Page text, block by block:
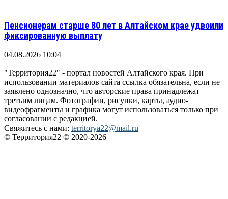
Пенсионерам старше 80 лет в Алтайском крае удвоили
фиксированную выплату
04.08.2026 10:04
"Территория22" - портал новостей Алтайского края. При
использовании материалов сайта ссылка обязательна, если не
заявлено однозначно, что авторские права принадлежат
третьим лицам. Фотографии, рисунки, карты, аудио-
видеофрагменты и графика могут использоваться только при
согласовании с редакцией.
Свяжитесь с нами: territorya22@mail.ru
© Территория22 © 2020-2026